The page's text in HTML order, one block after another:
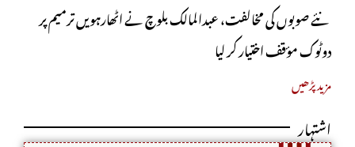
نئے صوبوں کی مخالفت، عبدالمالک بلوچ نے اٹھارہویں ترمیم پر
دوٹوک مؤقف اختیار کر لیا
مزید پڑھیں
اشتہار